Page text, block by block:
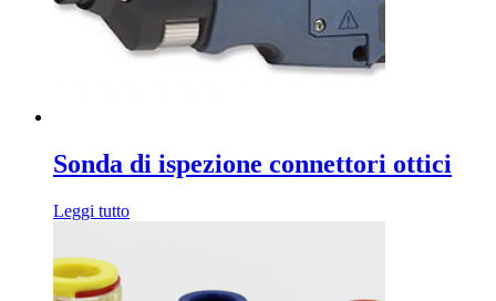
scelte
nella
Sonda di ispezione connettori ottici
Leggi tutto